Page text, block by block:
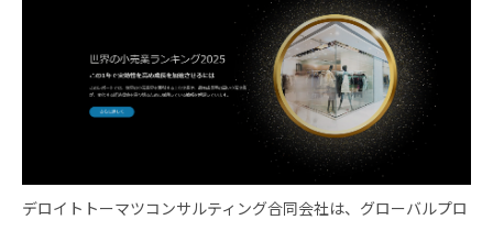
デロイトトーマツコンサルティング合同会社は、グローバルプロ